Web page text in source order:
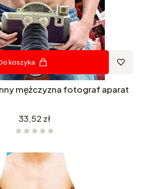
koszyka
mężczyzna fotograf aparat
Cena
33,52 zł